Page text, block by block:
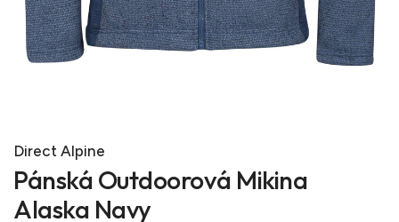
Direct Alpine
Pánská Outdoorová Mikina
Alaska Navy